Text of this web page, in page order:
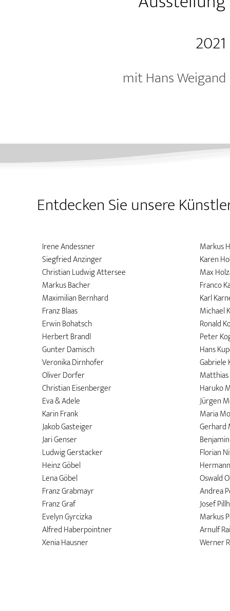
2021
mit Hans Weigand
Entdecken Sie unsere
Irene Andessner
Siegfried Anzinger
Christian Ludwig Attersee
Markus Bacher
Maximilian Bernhard
Franz Blaas
Erwin Bohatsch
Herbert Brandl
Gunter Damisch
Veronika Dirnhofer
Oliver Dorfer
Christian Eisenberger
Eva & Adele
Karin Frank
Jakob Gasteiger
Jari Genser
Ludwig Gerstacker
Heinz Göbel
Lena Göbel
Franz Grabmayr
Franz Graf
Evelyn Gyrcizka
Alfred Haberpointner
Xenia Hausner
Markus
Karen
Max
Franco
Karl
Michael
Ronald
Peter
Hans
Gabriele
Haruko
Jürgen
Maria
Gerhard
Florian
Oswald
Andrea
Josef
Markus
Arnulf
Werner